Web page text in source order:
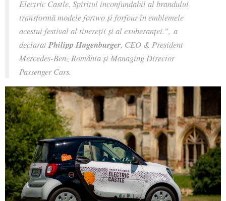
Electric Castle. Spiritul inconfundabil al brandului
transformă modele fortwo și forfour în emblemele
acestui festival al tinereţii şi al exuberanţei.”, a
declarat Philipp Hagenburger, CEO & President
Mercedes-Benz România şi Managing Director
Passenger Cars.